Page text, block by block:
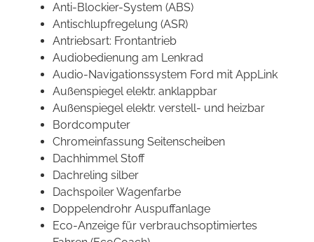
Anti-Blockier-System (ABS)
Antischlupfregelung (ASR)
Antriebsart: Frontantrieb
Audiobedienung am Lenkrad
Audio-Navigationssystem Ford mit AppLink
Außenspiegel elektr. anklappbar
Außenspiegel elektr. verstell- und heizbar
Bordcomputer
Chromeinfassung Seitenscheiben
Dachhimmel Stoff
Dachreling silber
Dachspoiler Wagenfarbe
Doppelendrohr Auspuffanlage
Eco-Anzeige für verbrauchsoptimiertes